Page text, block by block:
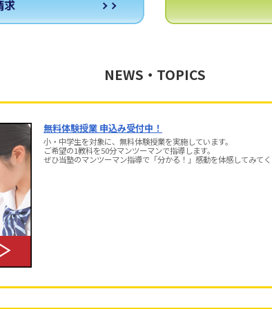
求
NEWS・TOPICS
無料体験授業 申込み受付中！
小・中学生を対象に、無料体験授業を実施しています。
ご希望の1教科を50分マンツーマンで指導します。
ぜひ当塾のマンツーマン指導で「分かる！」感動を体感してみてく